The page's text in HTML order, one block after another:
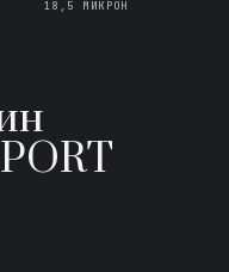
18,5 МИКРОН